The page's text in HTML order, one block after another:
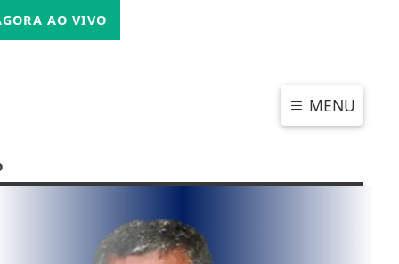
AO VIVO
MENU